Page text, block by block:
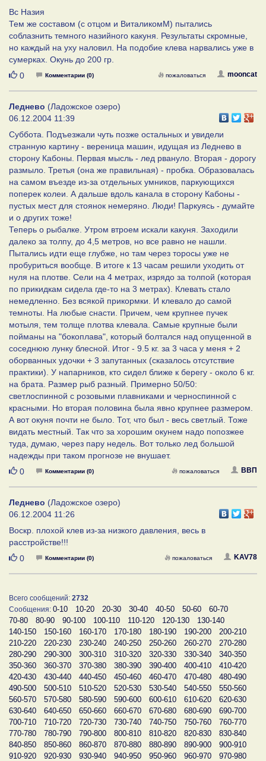
Вс Назия
Тем же составом (с отцом и ВиталикомМ) пытались
соблазнить темного назийного какуня. Результаты скромные,
но каждый на уху наловил. На подобие клева нарвались уже в
сумерках. Окунь до 200 гр.
Нравится
0 Комментарии (0) mooncat
пожаловаться
Леднево (Ладожское озеро)
06.12.2004 11:39
Суббота. Подъезжали чуть позже остальных и увидели
странную картину - вереница машин, идущая из Леднево в
сторону Кабоны. Первая мысль - лед рвануло. Вторая - дорогу
размыло. Третья (она же правильная) - пробка. Образовалась
на самом въезде из-за отдельных умников, паркующихся
поперек колеи. А дальше вдоль канала в сторону Кабоны -
пустых мест для стоянок немеряно. Люди! Паркуясь - думайте
и о других тоже!
Теперь о рыбалке. Утром втроем искали какуня. Заходили
далеко за толпу, до 4,5 метров, но все равно не нашли.
Пытались идти еще глубже, но там через торосы уже не
пробуриться вообще. В итоге к 13 часам решили уходить от
нуля на плотве. Сели на 4 метрах, изрядо за толпой (которая
по прикидкам сидела где-то на 3 метрах). Клевать стало
немедленно. Без всякой прикормки. И клевало до самой
темноты. На любые снасти. Причем, чем крупнее пучек
мотыля, тем толще плотва клевала. Самые крупные были
пойманы на "бокоплава", который болтался над опущенной в
соседнюю лунку блесной. Итог - 9.5 кг. за 3 часа у меня + 2
оборванных удочки + 3 запутанных (сказалось отсутствие
практики). У напарников, кто сидел ближе к берегу - около 6 кг.
на брата. Размер рыб разный. Примерно 50/50:
светлоспинной с розовыми плавниками и черноспинной с
красными. Но вторая половина была явно крупнее размером.
А вот окуня почти не было. Тот, что был - весь светлый. Тоже
видать местный. Так что за хорошим окунем надо попозжее
туда, думаю, через пару недель. Вот только лед большой
надежды при таком прогнозе не внушает.
Нравится
0 Комментарии (0) ВВП
пожаловаться
Леднево (Ладожское озеро)
06.12.2004 11:26
Воскр. плохой клев из-за низкого давления, весь в
расстройстве!!!
Нравится
0 Комментарии (0) KAV78
пожаловаться
Всего сообщений: 2732
Сообщения: 0-10 10-20 20-30 30-40 40-50 50-60
60-70
70-80
80-90 90-100 100-110 110-120 120-130
130-140
140-150
150-160 160-170 170-180 180-190 190-200
200-210
210-220
220-230 230-240 240-250 250-260 260-270
270-280
280-290
290-300 300-310 310-320 320-330 330-340
340-350
350-360
360-370 370-380 380-390 390-400 400-410
410-420
420-430
430-440 440-450 450-460 460-470 470-480
480-490
490-500
500-510 510-520 520-530 530-540 540-550
550-560
560-570
570-580 580-590 590-600 600-610 610-620
620-630
630-640
640-650 650-660 660-670 670-680 680-690
690-700
700-710
710-720 720-730 730-740 740-750 750-760
760-770
770-780
780-790 790-800 800-810 810-820 820-830
830-840
840-850
850-860 860-870 870-880 880-890 890-900
900-910
910-920
920-930 930-940 940-950 950-960 960-970
970-980